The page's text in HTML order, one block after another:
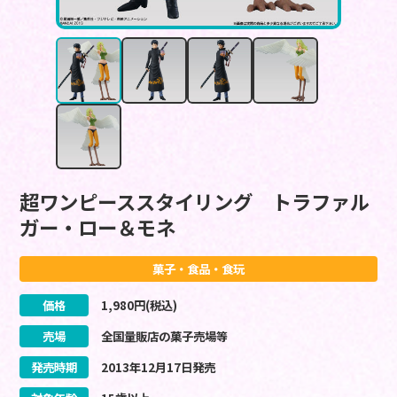
超ワンピーススタイリング トラファル
ガー・ロー＆モネ
菓子・食品・食玩
価格 1,980円(税込)
売場
全国量販店の菓子売場等
発売時期
2013年12月17日発売